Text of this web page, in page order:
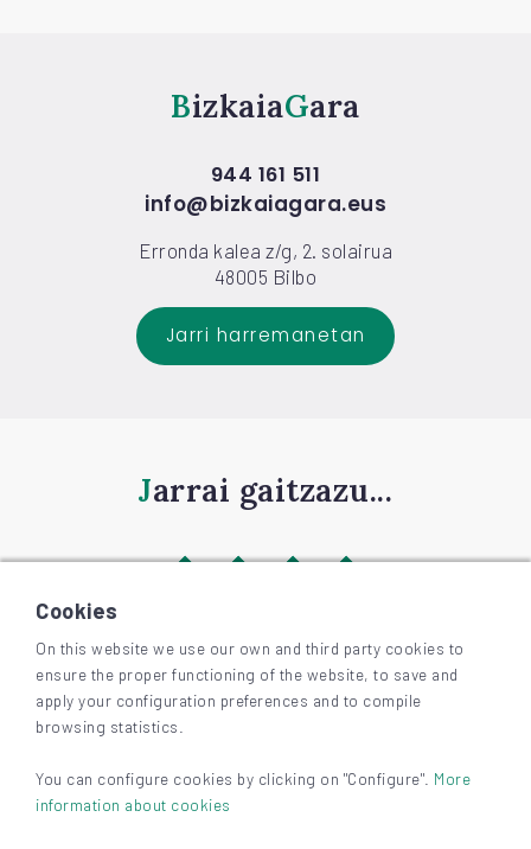
Bizkaia Gara
944 161 511
info@bizkaiagara.eus
Erronda kalea z/g, 2. solairua
48005 Bilbo
Jarri harremanetan
Jarrai gaitzazu...
©2026 BIZKAIAGARA
Irisgarritasuna
Lege-oharra eta pribatutasuna
Cookies
On this website we use our own and third party cookies to
ensure the proper functioning of the website, to save and
apply your configuration preferences and to compile
browsing statistics.
You can configure cookies by clicking on "Configure". More
information about cookies